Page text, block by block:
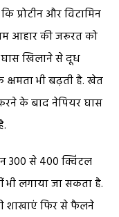
प्रोटीन और विटामिन
आहार की जरूरत को
खिलाने से दूध
क्षमता भी बढ़ती है. खेत
के बाद नेपियर घास
300 से 400 क्विंटल
लगाया जा सकता है.
शाखाएं फिर से फैलने